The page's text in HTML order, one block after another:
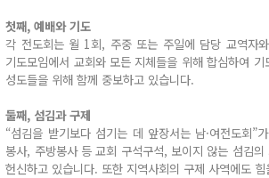
첫째, 예배와 기도
각 전도회는 월 1회, 주중 또는 주일에 담당 교역자
기도모임에서 교회와 모든 지체들을 위해 합심하여
성도들을 위해 함께 중보하고 있습니다.
둘째, 섬김과 구제
“섬김을 받기보다 섬기는 데 앞장서는 남·여전도회”
봉사, 주방봉사 등 교회 구석구석, 보이지 않는 섬김
헌신하고 있습니다. 또한 지역사회의 구제 사역에도